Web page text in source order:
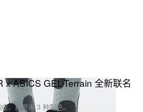
x ASICS GEL-Terrain 全新联名
，并带来 3 种配色。